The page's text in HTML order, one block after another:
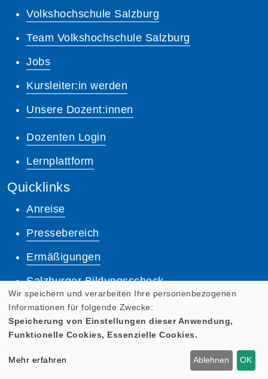
Volkshochschule Salzburg
Team Volkshochschule Salzburg
Jobs
Kursleiter:in werden
Unsere Dozent:innen
Dozenten Login
Lernplattform
Quicklinks
Anreise
Pressebereich
Ermäßigungen
Salzburger Bildungsscheck
AGB
Impressum
Wir speichern und verarbeiten Ihre personenbezogenen
Informationen für folgende Zwecke:
Speicherung von Einstellungen dieser Anwendung,
Funktionelle Cookies, Essenzielle Cookies.
Mehr erfahren Ablehnen OK